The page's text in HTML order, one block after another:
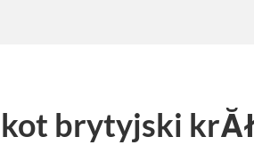
kot brytyjski